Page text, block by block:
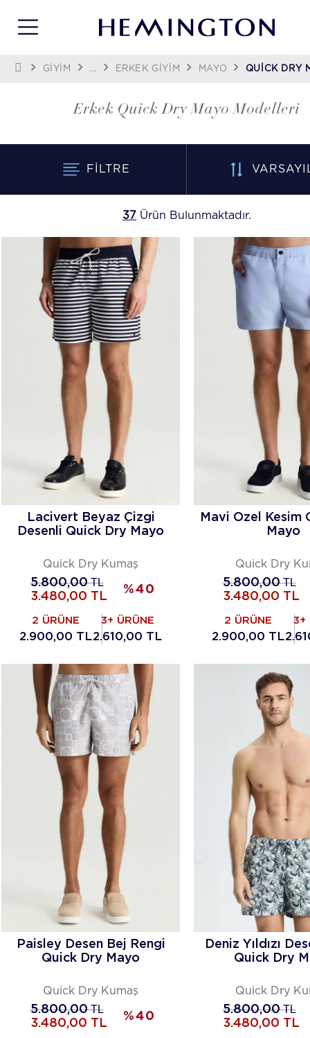
GİYİM ... ERKEK GIYIM MAYO QUICK DRY
Erkek Quick Dry Mayo Modelleri
FILTRE
37 Ürün Bulunmaktadır.
Lacivert Beyaz Çizgi
Desenli Quick Dry Mayo
Quick Dry Kumaş
5.800,00TL
3.480,00 TL
%40
2 ÜRÜNE
2.900,00 TL
3+ ÜRÜNE
2.610,00 TL
Mavi Özel Kesim
Mayo
Quick Dry
5.800,00TL
3.480,00 TL
2 ÜRÜNE
2.900,00 TL
3+
Paisley Desen Bej Rengi
Quick Dry Mayo
Quick Dry Kumaş
5.800,00TL
3.480,00 TL
%40
Deniz Yıldızı
Quick Dry
Quick Dry
5.800,00TL
3.480,00 TL